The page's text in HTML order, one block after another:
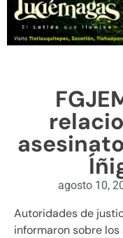
agosto 10,
Autoridades de
informaron sobre